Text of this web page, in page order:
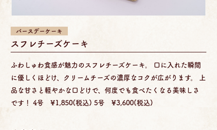
バースデーケーキ
スフレチーズケーキ
ふわしゅわ食感が魅力のスフレチーズケーキ。 口に入れた瞬間
に優しくほどけ、クリームチーズの濃厚なコクが広がります。 上
品な甘さと軽やかな口どけで、何度でも食べたくなる美味しさ
です！ 4号 ¥1,850(税込) 5号 ¥3,600(税込)